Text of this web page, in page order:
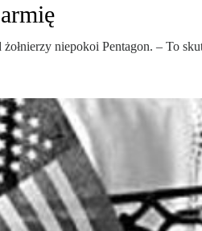
niepokoi Pentagon. – To